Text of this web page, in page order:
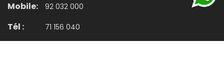
Mobile: 92 032 000
Tél : 71 156 040